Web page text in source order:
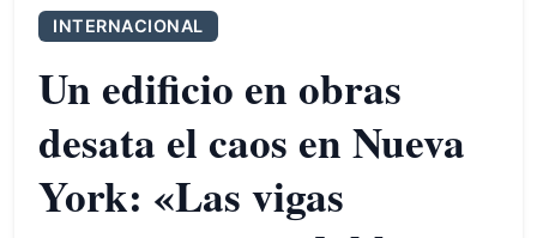
INTERNACIONAL
Un edificio en obras
desata el caos en Nueva
York: «Las vigas